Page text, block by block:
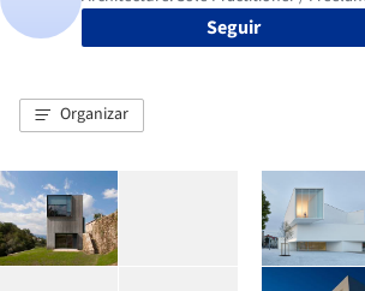
Seguir
Organizar